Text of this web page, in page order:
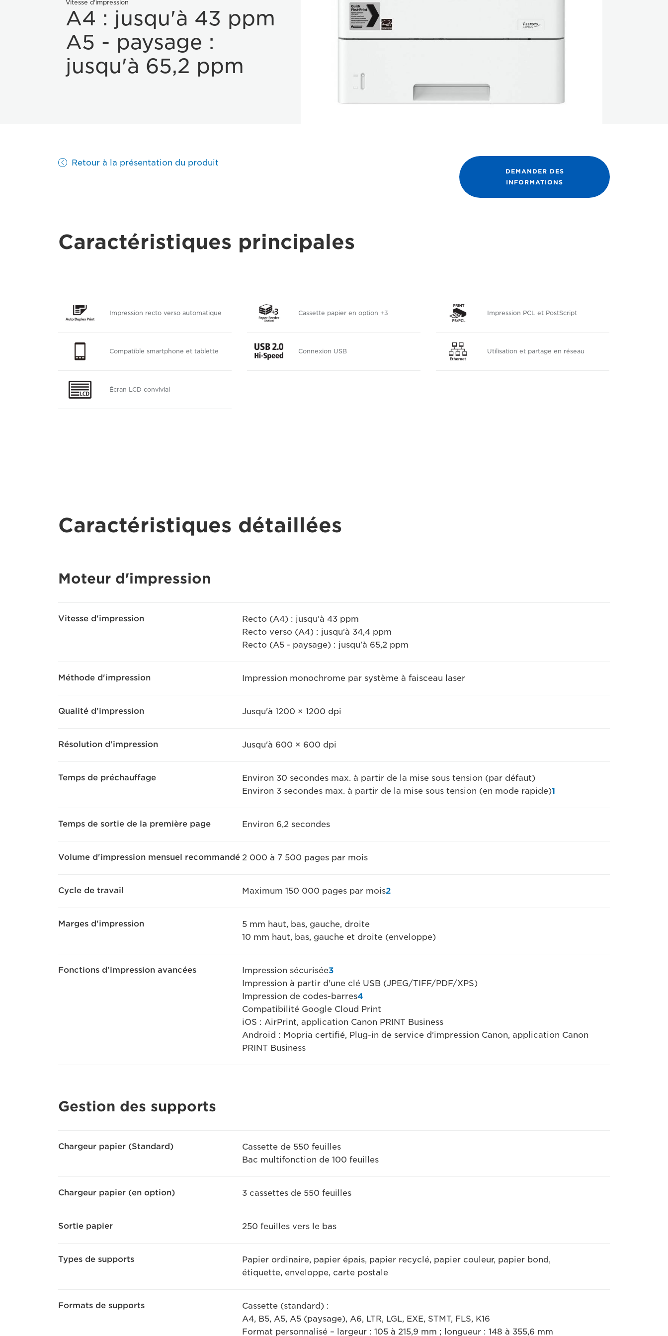
Vitesse d'impression
A4 : jusqu'à 43 ppm
A5 - paysage :
jusqu'à 65,2 ppm
Retour à la présentation du produit
DEMANDER DES
INFORMATIONS
Caractéristiques principales
Impression recto verso automatique Cassette papier en option +3 Impression PCL et PostScript
Compatible smartphone et tablette Connexion USB Utilisation et partage en réseau
Écran LCD convivial
Caractéristiques détaillées
Moteur d'impression
Vitesse d'impression
Recto (A4) : jusqu'à 43 ppm
Recto verso (A4) : jusqu'à 34,4 ppm
Recto (A5 - paysage) : jusqu'à 65,2 ppm
Méthode d'impression Impression monochrome par système à faisceau laser
Qualité d'impression Jusqu'à 1200 × 1200 dpi
Résolution d'impression Jusqu'à 600 × 600 dpi
Temps de préchauffage
Environ 30 secondes max. à partir de la mise sous tension (par défaut)
Environ 3 secondes max. à partir de la mise sous tension (en mode rapide)1
Temps de sortie de la première page Environ 6,2 secondes
Volume d'impression mensuel recommandé 2 000 à 7 500 pages par mois
Cycle de travail Maximum 150 000 pages par mois2
Marges d'impression
5 mm haut, bas, gauche, droite
10 mm haut, bas, gauche et droite (enveloppe)
Fonctions d'impression avancées Impression sécurisée3
Impression à partir d'une clé USB (JPEG/TIFF/PDF/XPS)
Impression de codes-barres4
Compatibilité Google Cloud Print
iOS : AirPrint, application Canon PRINT Business
Android : Mopria certifié, Plug-in de service d'impression Canon, application Canon
PRINT Business
Gestion des supports
Chargeur papier (Standard)
Cassette de 550 feuilles
Bac multifonction de 100 feuilles
Chargeur papier (en option) 3 cassettes de 550 feuilles
Sortie papier 250 feuilles vers le bas
Types de supports
Papier ordinaire, papier épais, papier recyclé, papier couleur, papier bond,
étiquette, enveloppe, carte postale
Formats de supports
Cassette (standard) :
A4, B5, A5, A5 (paysage), A6, LTR, LGL, EXE, STMT, FLS, K16
Format personnalisé – largeur : 105 à 215,9 mm ; longueur : 148 à 355,6 mm